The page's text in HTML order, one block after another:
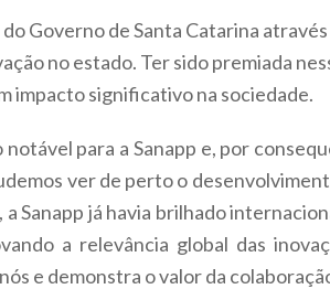
Governo de Santa Catarina
no estado. Ter sido premiada
impacto significativo na sociedade.
para a Sanapp e, por
ver de perto o
Sanapp já havia brilhado
a relevância global das
e demonstra o valor da